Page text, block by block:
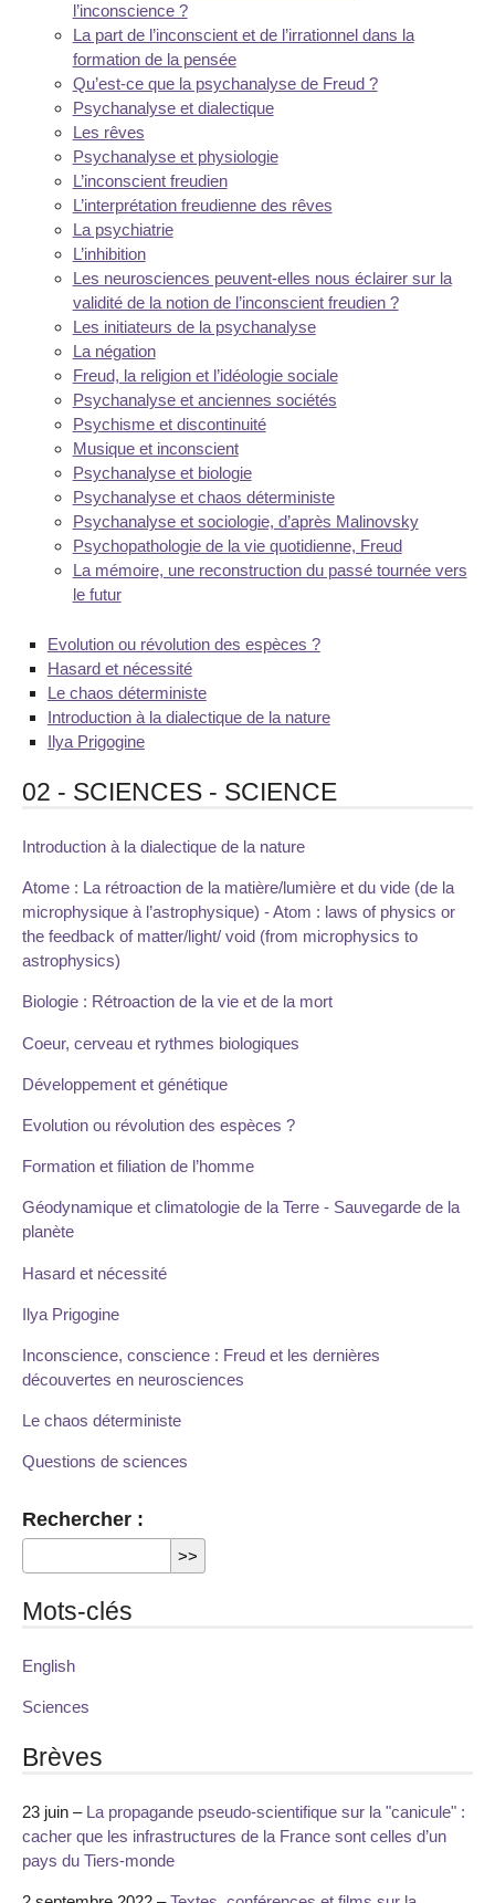
l’inconscience ?
La part de l’inconscient et de l’irrationnel dans la
formation de la pensée
Qu’est-ce que la psychanalyse de Freud ?
Psychanalyse et dialectique
Les rêves
Psychanalyse et physiologie
L’inconscient freudien
L’interprétation freudienne des rêves
La psychiatrie
L’inhibition
Les neurosciences peuvent-elles nous éclairer sur la
validité de la notion de l’inconscient freudien ?
Les initiateurs de la psychanalyse
La négation
Freud, la religion et l’idéologie sociale
Psychanalyse et anciennes sociétés
Psychisme et discontinuité
Musique et inconscient
Psychanalyse et biologie
Psychanalyse et chaos déterministe
Psychanalyse et sociologie, d’après Malinovsky
Psychopathologie de la vie quotidienne, Freud
La mémoire, une reconstruction du passé tournée vers
le futur
Evolution ou révolution des espèces ?
Hasard et nécessité
Le chaos déterministe
Introduction à la dialectique de la nature
Ilya Prigogine
02 - SCIENCES - SCIENCE
Introduction à la dialectique de la nature
Atome : La rétroaction de la matière/lumière et du vide (de la
microphysique à l’astrophysique) - Atom : laws of physics or
the feedback of matter/light/ void (from microphysics to
astrophysics)
Biologie : Rétroaction de la vie et de la mort
Coeur, cerveau et rythmes biologiques
Développement et génétique
Evolution ou révolution des espèces ?
Formation et filiation de l’homme
Géodynamique et climatologie de la Terre - Sauvegarde de la
planète
Hasard et nécessité
Ilya Prigogine
Inconscience, conscience : Freud et les dernières
découvertes en neurosciences
Le chaos déterministe
Questions de sciences
Rechercher :
Mots-clés
English
Sciences
Brèves
23 juin – La propagande pseudo-scientifique sur la "canicule" :
cacher que les infrastructures de la France sont celles d’un
pays du Tiers-monde